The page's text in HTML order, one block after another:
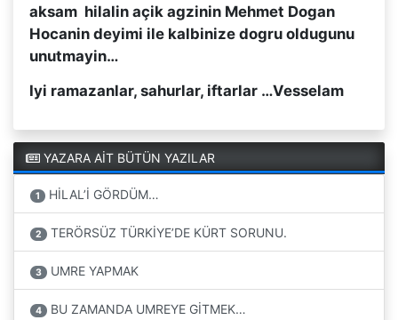
aksam hilalin açik agzinin Mehmet Dogan
Hocanin deyimi ile kalbinize dogru oldugunu
unutmayin…
Iyi ramazanlar, sahurlar, iftarlar …Vesselam
YAZARA AİT BÜTÜN YAZILAR
1 HİLAL’İ GÖRDÜM…
2 TERÖRSÜZ TÜRKİYE’DE KÜRT SORUNU.
3 UMRE YAPMAK
4 BU ZAMANDA UMREYE GİTMEK…